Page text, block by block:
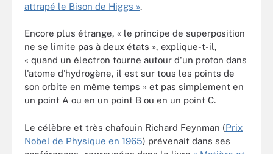
attrapé le Bison de Higgs ».
Encore plus étrange, « le principe de superposition
ne se limite pas à deux états », explique-t-il,
« quand un électron tourne autour d'un proton dans
l'atome d'hydrogène, il est sur tous les points de
son orbite en même temps » et pas simplement en
un point A ou en un point B ou en un point C.
Le célèbre et très chafouin Richard Feynman (Prix
Nobel de Physique en 1965) prévenait dans ses